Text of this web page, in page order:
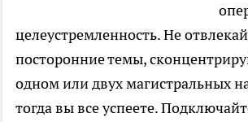
целеустремленность. Не
посторонние темы,
одном или двух магистральных
тогда вы все успеете.